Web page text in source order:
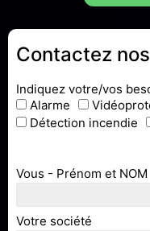
Contactez
Indiquez votre/vos
Alarme
Détection incendie
Vous - Prénom et NOM
Votre société